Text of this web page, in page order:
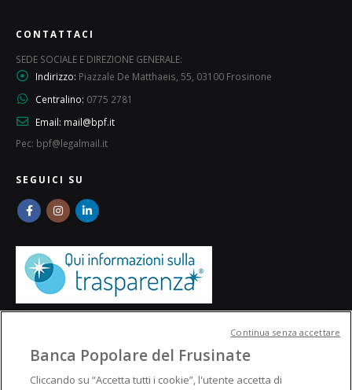
CONTATTACI
SEDE SOCIALE E DIREZIONE GENERALE:
Indirizzo: Piazzale De Matthaeis, 55, 03100 Frosinone
Centralino: 0775 2781
Email: mail@bpf.it
Pec: bpf@legalmail.it
SEGUICI SU
Banca Popolare del Frusinate
Cliccando su “Accetta tutti i cookie”, l'utente accetta di
Continua senza accettare